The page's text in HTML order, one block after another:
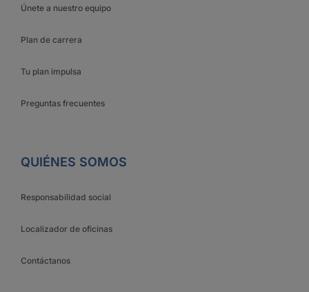
Únete a nuestro equipo
Plan de carrera
Tu plan impulsa
Preguntas frecuentes
QUIÉNES SOMOS
Responsabilidad social
Localizador de oficinas
Contáctanos